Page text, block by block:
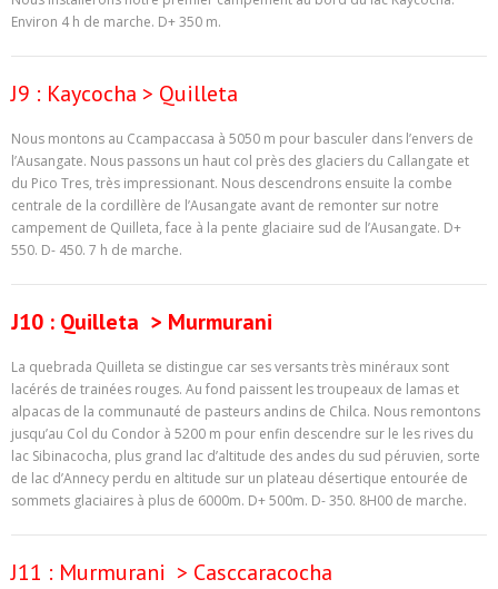
Environ 4 h de marche. D+ 350 m.
J9 : Kaycocha > Quilleta
Nous montons au Ccampaccasa à 5050 m pour basculer dans l’envers de
l’Ausangate. Nous passons un haut col près des glaciers du Callangate et
du Pico Tres, très impressionant. Nous descendrons ensuite la combe
centrale de la cordillère de l’Ausangate avant de remonter sur notre
campement de Quilleta, face à la pente glaciaire sud de l’Ausangate. D+
550. D- 450. 7 h de marche.
J10 : Quilleta > Murmurani
La quebrada Quilleta se distingue car ses versants très minéraux sont
lacérés de trainées rouges. Au fond paissent les troupeaux de lamas et
alpacas de la communauté de pasteurs andins de Chilca. Nous remontons
jusqu’au Col du Condor à 5200 m pour enfin descendre sur le les rives du
lac Sibinacocha, plus grand lac d’altitude des andes du sud péruvien, sorte
de lac d’Annecy perdu en altitude sur un plateau désertique entourée de
sommets glaciaires à plus de 6000m. D+ 500m. D- 350. 8H00 de marche.
J11 : Murmurani > Casccaracocha